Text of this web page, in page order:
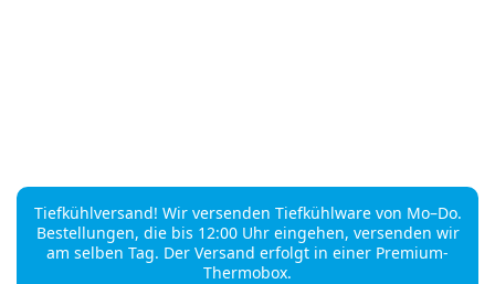
Tiefkühlversand! Wir versenden Tiefkühlware von Mo–Do.
Bestellungen, die bis 12:00 Uhr eingehen, versenden wir
am selben Tag. Der Versand erfolgt in einer Premium-
Thermobox.